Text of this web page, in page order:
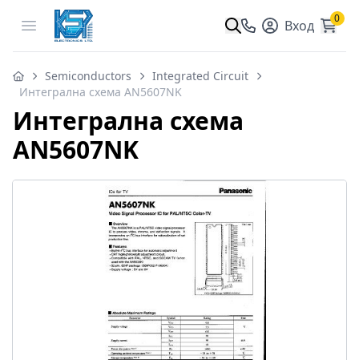
Open menu Вход 0
Semiconductors
Integrated Circuit
Интегрална схема AN5607NK
Интегрална схема
AN5607NK